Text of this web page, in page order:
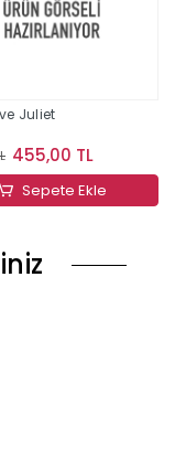
Juliet
455,00 TL
Sepete Ekle